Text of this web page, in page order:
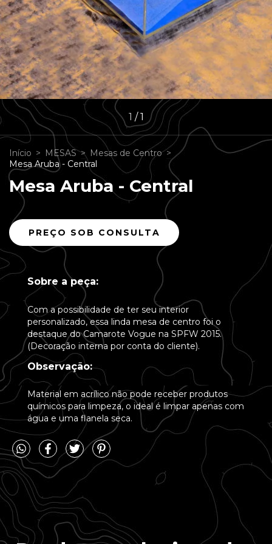
1 /1
Início > MESAS > Mesas de Centro >
Mesa Aruba - Central
Mesa Aruba - Central
Sobre a peça:
Com a possibilidade de ter seu interior
personalizado, essa linda mesa de centro foi o
destaque do Camarote Vogue na SPFW 2015.
(Decoração interna por conta do cliente).
Observação:
Material em acrílico não pode receber produtos
químicos para limpeza, o ideal é limpar apenas com
água e uma flanela seca.